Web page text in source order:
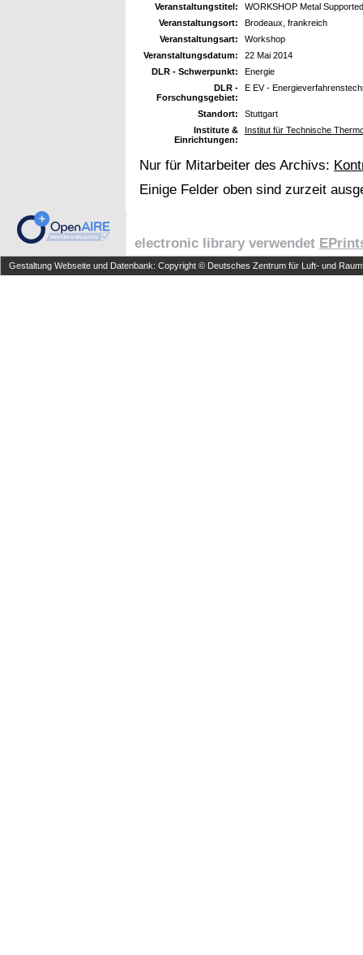
Veranstaltungstitel:
WORKSHOP Metal
Veranstaltungsort:
Brodeaux, frankreich
Veranstaltungsart:
Workshop
Veranstaltungsdatum:
22 Mai 2014
DLR - Schwerpunkt:
Energie
DLR -
Forschungsgebiet:
E EV -
Standort:
Stuttgart
Institute &
Einrichtungen:
Institut für Technische
Nur für Mitarbeiter des Archivs:
Einige Felder oben sind zurzeit
electronic library verwendet
Gestaltung Webseite und Datenbank: Copyright © Deutsches Zentrum für Luft- und